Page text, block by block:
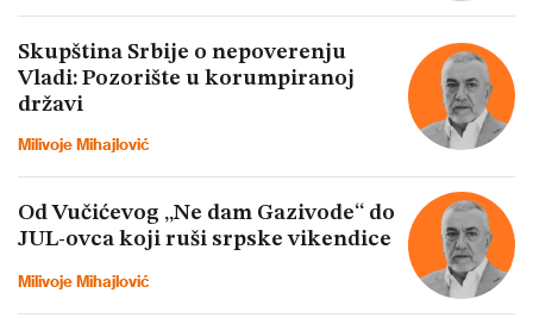
Skupština Srbije o nepoverenju
Vladi: Pozorište u korumpiranoj
državi
Milivoje Mihajlović
Od Vučićevog „Ne dam Gazivode“ do
JUL-ovca koji ruši srpske vikendice
Milivoje Mihajlović